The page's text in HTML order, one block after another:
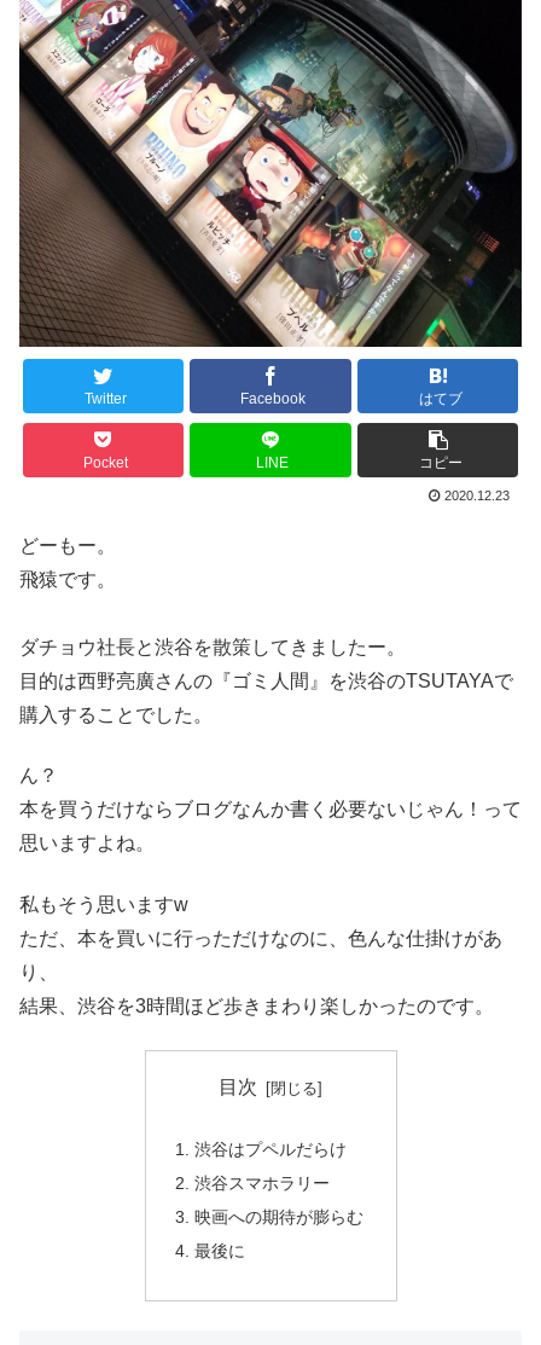
Twitter Facebook はてブ
Pocket LINE コピー
2020.12.23
どーもー。
飛猿です。
ダチョウ社長と渋谷を散策してきましたー。
目的は西野亮廣さんの『ゴミ人間』を渋谷のTSUTAYAで
購入することでした。
ん？
本を買うだけならブログなんか書く必要ないじゃん！って
思いますよね。
私もそう思いますw
ただ、本を買いに行っただけなのに、色んな仕掛けがあ
り、
結果、渋谷を3時間ほど歩きまわり楽しかったのです。
目次
渋谷はプペルだらけ
渋谷スマホラリー
映画への期待が膨らむ
最後に